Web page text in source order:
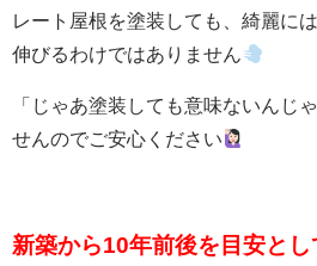
レート屋根を塗装しても、綺麗に
伸びるわけではありません
「じゃあ塗装しても意味ないんじ
せんのでご安心ください
新築から10年前後を目安と